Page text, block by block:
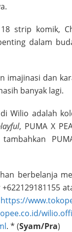
strip komik,
dalam
imajinasi dan
banyak lagi.
Wilio adalah
, PUMA X
berbelanja
https://
. * (Syam/Pra)